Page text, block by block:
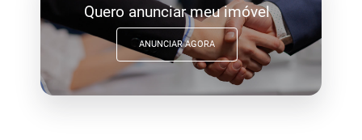
Quero anunciar meu imóvel
ANUNCIAR AGORA